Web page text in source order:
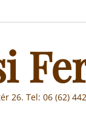
26. Tel: 06 (62)